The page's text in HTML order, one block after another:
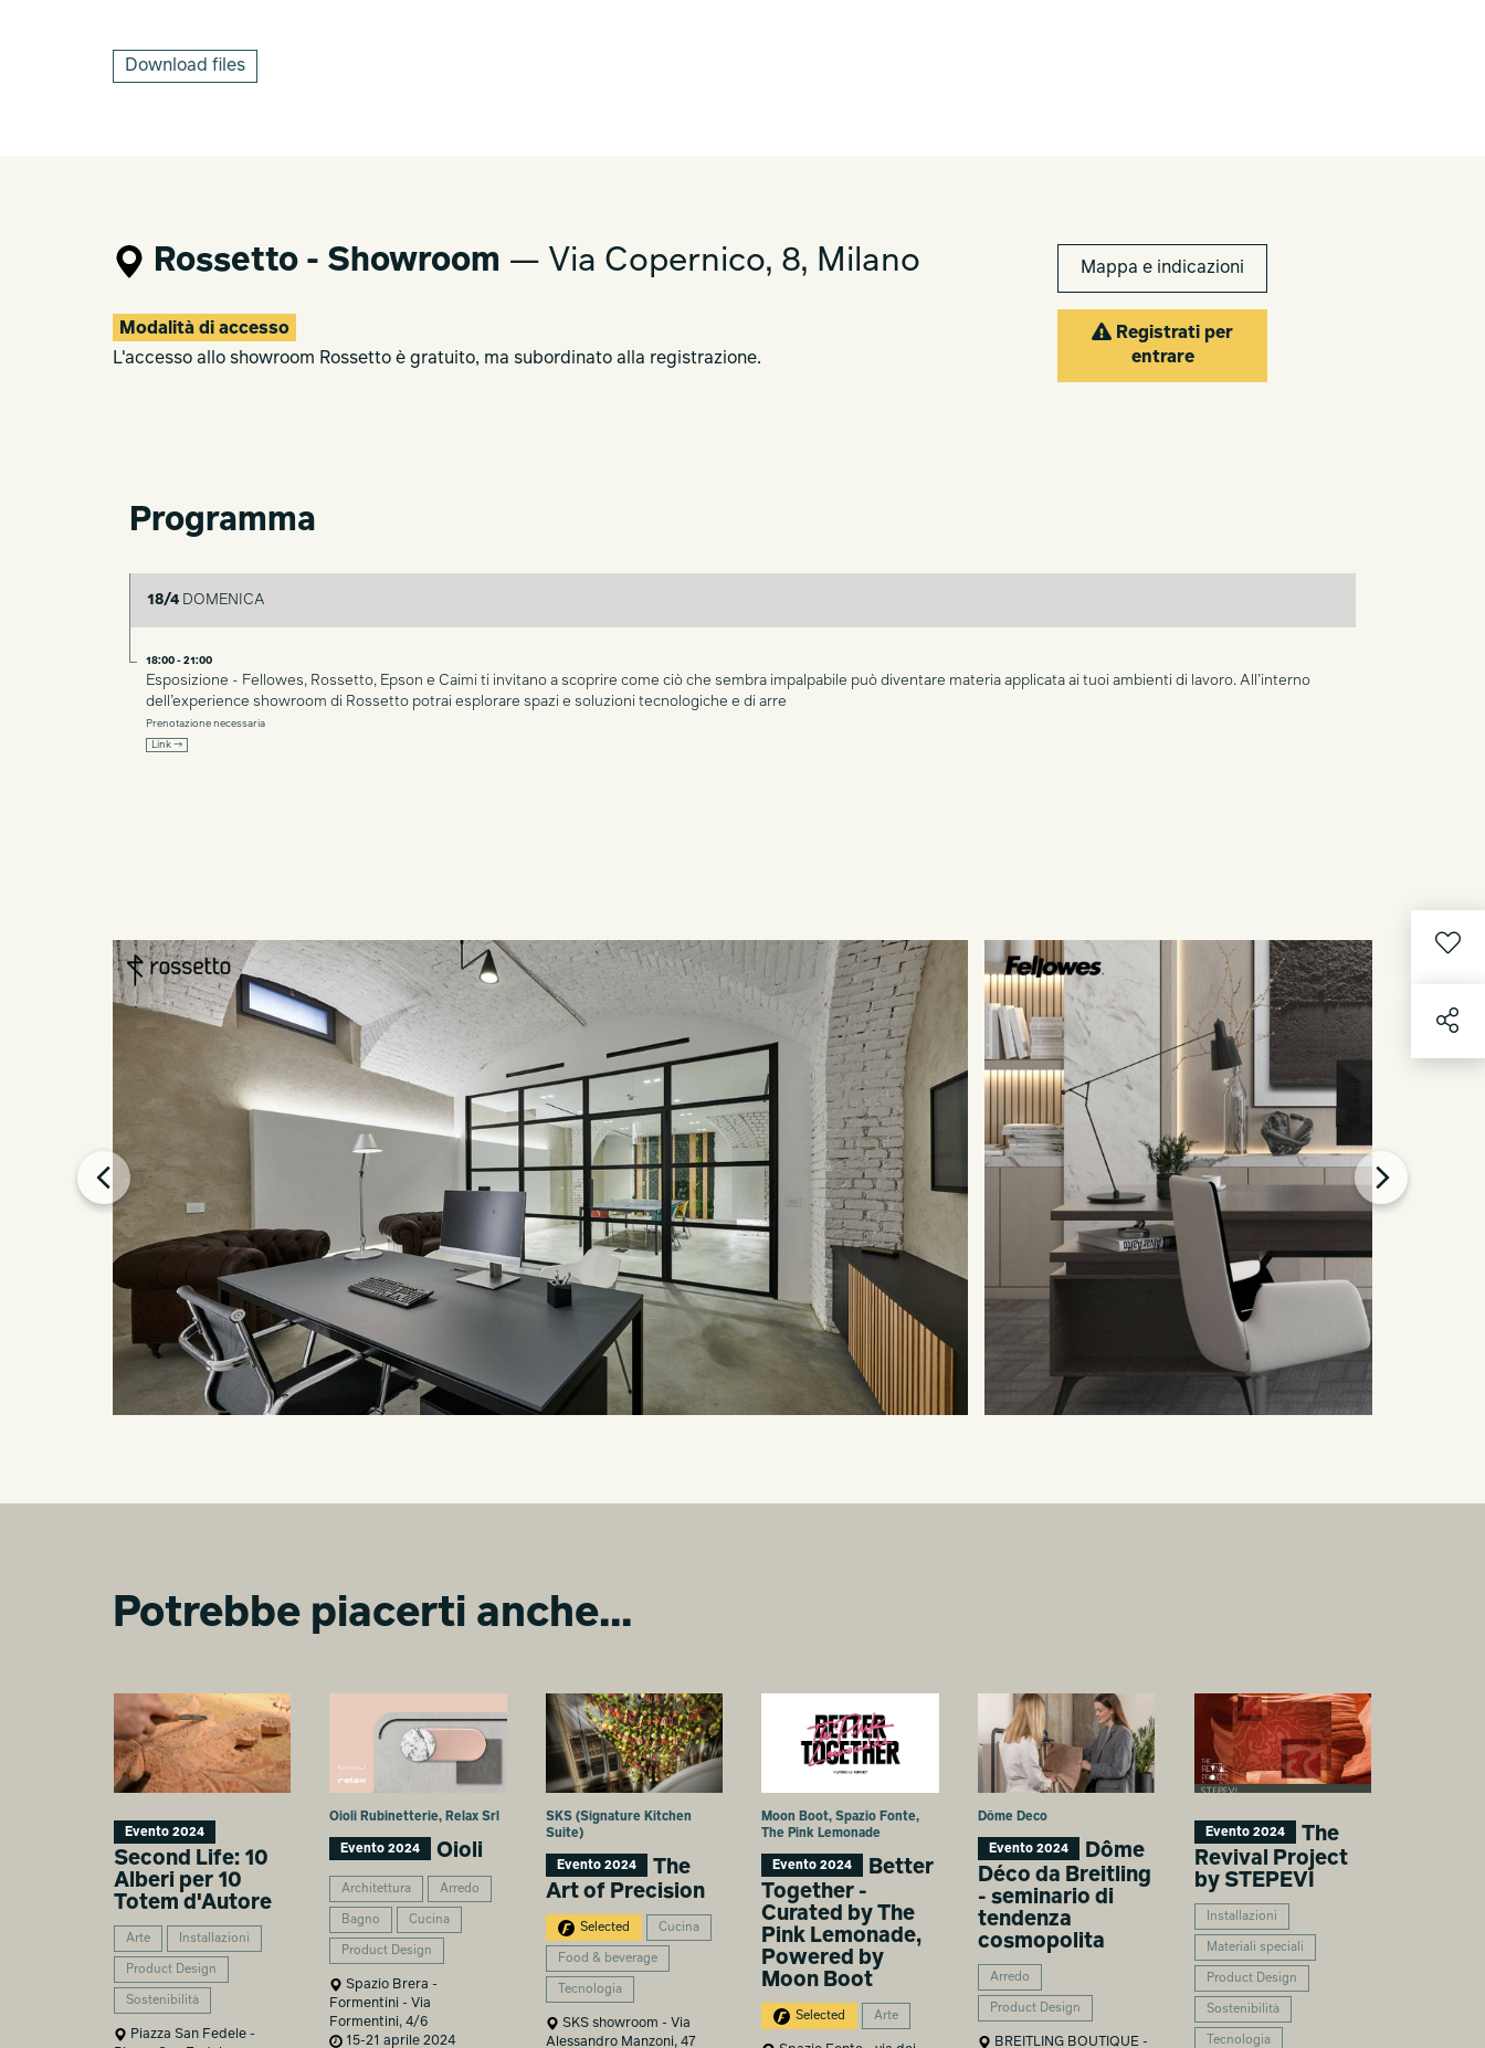
L'evento si terrà
Rossettosituato in via Copernico 8, 20125 Milano, posizione strategica, vicina alla
Download files
Rossetto - Showroom — Via Copernico, 8, Milano
Modalità di accesso
L'accesso allo showroom Rossetto è gratuito, ma subordinato alla registrazione.
Mappa e indicazioni
Registrati per
entrare
Programma
18/4 DOMENICA
18:00 - 21:00
Esposizione - Fellowes, Rossetto, Epson e Caimi ti invitano a scoprire come ciò che sembra impalpabile può diventare materia applicata ai tuoi ambienti di lavoro. All’interno
dell’experience showroom di Rossetto potrai esplorare spazi e soluzioni tecnologiche e di arre
Prenotazione necessaria
Link →
Potrebbe piacerti anche...
Evento 2024
Second Life: 10
Alberi per 10
Totem d'Autore
Arte Installazioni
Product Design
Sostenibilità
Piazza San Fedele -
Oioli Rubinetterie, Relax Srl
Evento 2024 Oioli
Architettura Arredo
Bagno Cucina
Product Design
Spazio Brera -
Formentini - Via
Formentini, 4/6
15-21 aprile 2024
SKS (Signature Kitchen
Suite)
Evento 2024
The
Art of Precision
Selected Cucina
Food & beverage
Tecnologia
SKS showroom - Via
Alessandro Manzoni, 47
Moon Boot, Spazio Fonte,
The Pink Lemonade
Evento 2024
Better
Together -
Curated by The
Pink Lemonade,
Powered by
Moon Boot
Selected Arte
Dôme Deco
Evento 2024
Dôme
Déco da Breitling
- seminario di
tendenza
cosmopolita
Arredo
Product Design
BREITLING BOUTIQUE -
Evento 2024
The
Revival Project
by STEPEVI
Installazioni
Materiali speciali
Product Design
Sostenibilità
Tecnologia